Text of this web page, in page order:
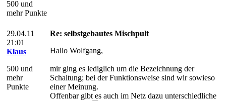
500 und
mehr Punkte
29.04.11
21:01
Klaus
500 und
mehr
Punkte
Re: selbstgebautes Mischpult
Hallo Wolfgang,
mir ging es lediglich um die Bezeichnung der
Schaltung; bei der Funktionsweise sind wir sowieso
einer Meinung.
Offenbar gibt es auch im Netz dazu unterschiedliche